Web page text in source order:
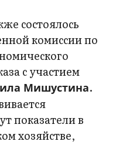
состоялось
комиссии по
с участием
Мишустина.
показатели в
хозяйстве,